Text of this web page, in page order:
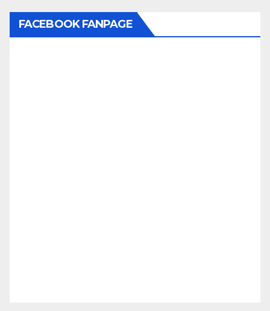
FACEBOOK FANPAGE